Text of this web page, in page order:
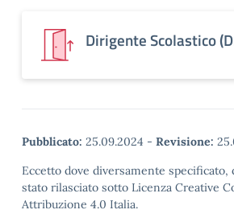
Dirigente Scolastico
Pubblicato: 25.09.2024 - Revisione:
Eccetto dove diversamente specificato,
stato rilasciato sotto Licenza Creative
Attribuzione 4.0 Italia.